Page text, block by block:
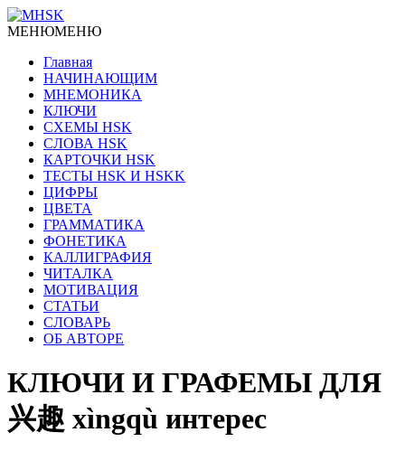
МЕНЮМЕНЮ
Главная
НАЧИНАЮЩИМ
МНЕМОНИКА
КЛЮЧИ
СХЕМЫ HSK
СЛОВА HSK
КАРТОЧКИ HSK
ТЕСТЫ HSK И HSKK
ЦИФРЫ
ЦВЕТА
ГРАММАТИКА
ФОНЕТИКА
КАЛЛИГРАФИЯ
ЧИТАЛКА
МОТИВАЦИЯ
СТАТЬИ
СЛОВАРЬ
ОБ АВТОРЕ
КЛЮЧИ И ГРАФЕМЫ ДЛЯ
兴趣 xìngqù интерес